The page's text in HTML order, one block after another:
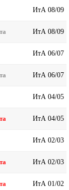
ИтА 08/09
ИтА 08/09
ИтА 06/07
ИтА 06/07
ИтА 04/05
ИтА 04/05
ИтА 02/03
ИтА 02/03
ИтА 01/02